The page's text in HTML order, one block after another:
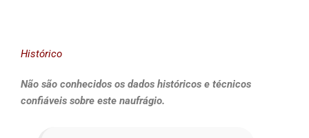
Histórico
Não são conhecidos os dados históricos e técnicos
confiáveis sobre este naufrágio.